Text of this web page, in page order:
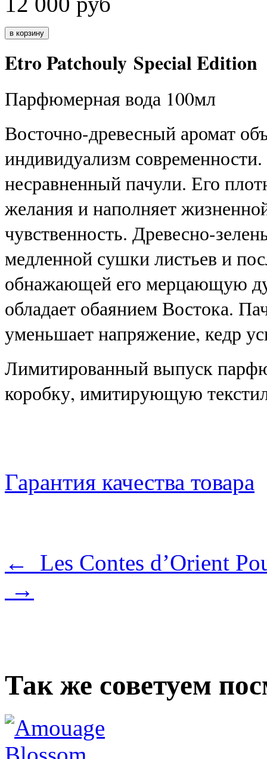
Etro Patchouly Special Edition
Парфюмерная вода 100мл
Восточно-древесный аромат
индивидуализм
несравненный пачули. Его
желания и наполняет
чувственность. Древесно-
медленной сушки листьев и
обнажающей его мерцающую
обладает обаянием Востока.
уменьшает напряжение, кедр
Лимитированный выпуск
коробку, имитирующую
Гарантия качества товара
← Les Contes d’Orient
→
Так же советуем